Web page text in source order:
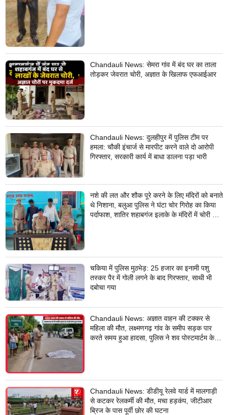
Chandauli News: सेमरा गांव में बंद घर का ताला
तोड़कर जेवरात चोरी, अज्ञात के खिलाफ एफआईआर
Chandauli News: दुलहीपुर में पुलिस टीम पर
हमला: चौकी इंचार्ज से मारपीट करने वाले दो आरोपी
गिरफ्तार, सरकारी कार्य में बाधा डालना पड़ा भारी
नशे की लत और शौक पूरे करने के लिए मंदिरों को बनाते
थे निशाना, बलुआ पुलिस ने घंटा चोर गिरोह का किया
पर्दाफाश, शातिर शहाबगंज इलाके के मंदिरों में चोरी की
चकिया में पुलिस मुठभेड़: 25 हजार का इनामी पशु
तस्कर पैर में गोली लगने के बाद गिरफ्तार, साथी भी
दबोचा गया
Chandauli News: अज्ञात वाहन की टक्कर से
महिला की मौत, लक्ष्मणगढ़ गांव के समीप सड़क पार
करते समय हुआ हादसा, पुलिस ने शव पोस्टमार्टम के
Chandauli News: डीडीयू रेलवे यार्ड में मालगाड़ी
से कटकर रेलकर्मी की मौत, मचा हड़कंप, जीटीआर
ब्रिज के पास पूर्वी छोर की घटना